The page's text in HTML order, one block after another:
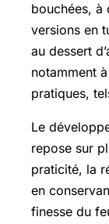
bouchées, à
versions en
au dessert
notamment
pratiques,
Le
repose sur
praticité, la
en
finesse du